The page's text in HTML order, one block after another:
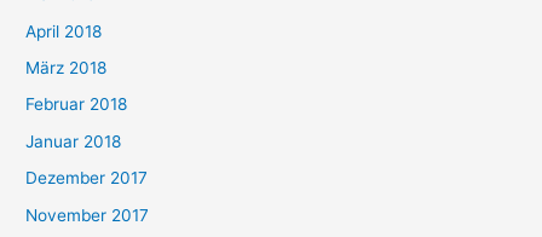
April 2018
März 2018
Februar 2018
Januar 2018
Dezember 2017
November 2017